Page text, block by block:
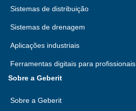
Sistemas de distribuição
Sistemas de drenagem
Aplicações industriais
Ferramentas digitais para profissionais
Sobre a Geberit
Sobre a Geberit